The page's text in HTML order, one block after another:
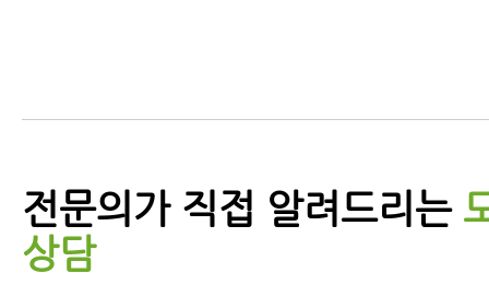
드립니다
전문의가 직접 알려드리는
상담